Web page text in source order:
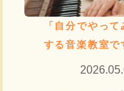
「自分でやっ
する音楽教室で